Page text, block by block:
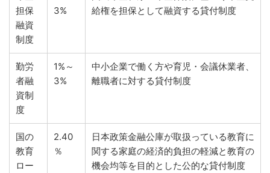
担保
融資
制度
3%
給権を担保として融資する貸付制度
勤労
者融
資制
度
1%～
3%
中小企業で働く方や育児・会議休業者、
離職者に対する貸付制度
国の
教育
ロー
2.40
％
日本政策金融公庫が取扱っている教育に
関する家庭の経済的負担の軽減と教育の
機会均等を目的とした公的な貸付制度